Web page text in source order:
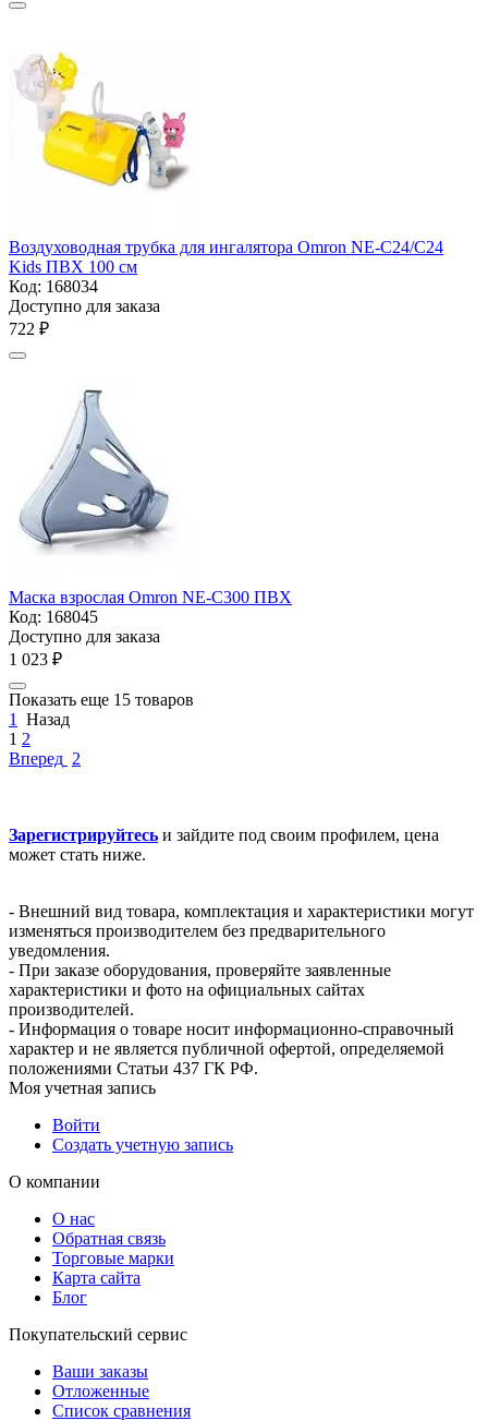
Воздуховодная трубка для ингалятора Omron NE-С24/С24
Kids ПВХ 100 см
Код: 168034
Доступно для заказа
‍722‍ ₽
Маска взрослая Omron NE-C300 ПВХ
Код: 168045
Доступно для заказа
1 023 ₽
Показать еще 15 товаров
1
Назад
1 2
Вперед 2
Зарегистрируйтесь и зайдите под своим профилем, цена
может стать ниже.
- Внешний вид товара, комплектация и характеристики могут
изменяться производителем без предварительного
уведомления.
- При заказе оборудования, проверяйте заявленные
характеристики и фото на официальных сайтах
производителей.
- Информация о товаре носит информационно-справочный
характер и не является публичной офертой, определяемой
положениями Статьи 437 ГК РФ.
Моя учетная запись
Войти
Создать учетную запись
О компании
О нас
Обратная связь
Торговые марки
Карта сайта
Блог
Покупательский сервис
Ваши заказы
Отложенные
Список сравнения